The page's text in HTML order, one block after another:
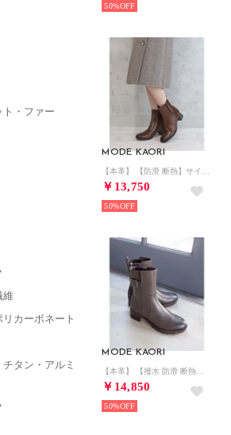
ト・ファー
維
カーボネート
タン・アルミ
50%
MODE KAORI
￥13,750
50%
MODE KAORI
￥14,850
50%